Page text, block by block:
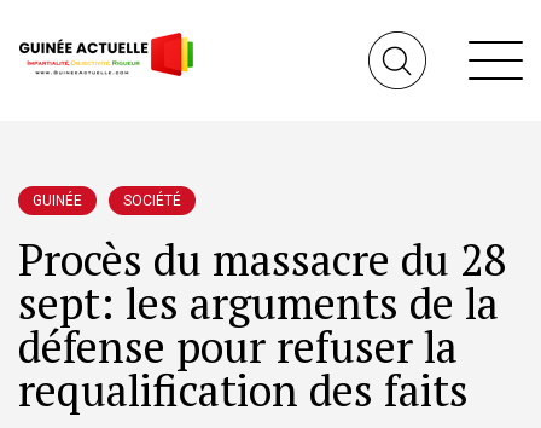
GUINÉE SOCIÉTÉ
Procès du massacre du 28
sept: les arguments de la
défense pour refuser la
requalification des faits